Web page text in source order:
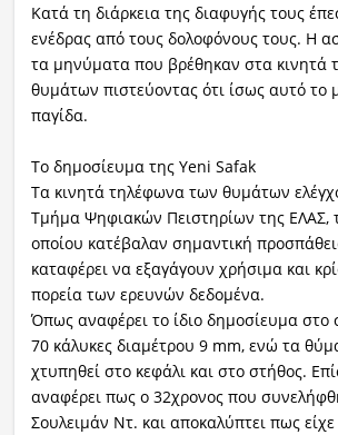
Κατά τη διάρκεια της διαφυγής τους
ενέδρας από τους δολοφόνους τους. Η
τα μηνύματα που βρέθηκαν στα κινητά
θυμάτων πιστεύοντας ότι ίσως αυτό
παγίδα.
Το δημοσίευμα της Yeni Safak
Τα κινητά τηλέφωνα των θυμάτων
Τμήμα Ψηφιακών Πειστηρίων της ΕΛΑΣ,
οποίου κατέβαλαν σημαντική
καταφέρει να εξαγάγουν χρήσιμα και
πορεία των ερευνών δεδομένα.
Όπως αναφέρει το ίδιο δημοσίευμα στο
70 κάλυκες διαμέτρου 9 mm, ενώ τα
χτυπηθεί στο κεφάλι και στο στήθος.
αναφέρει πως ο 32χρονος που
Σουλειμάν Ντ. και αποκαλύπτει πως